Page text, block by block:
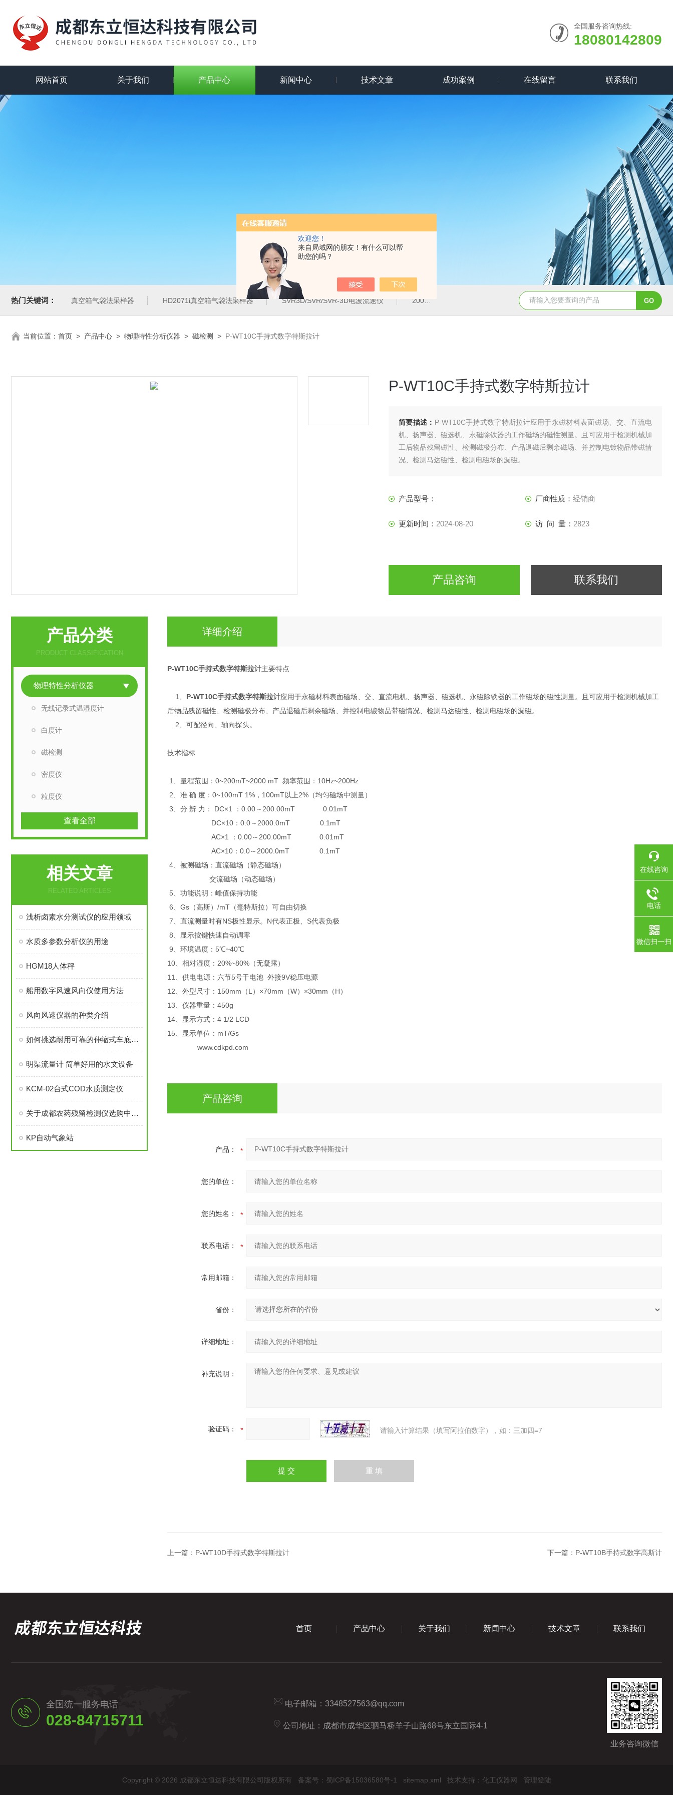
欢迎您！
来自局域网的朋友！有什么可以帮
助您的吗？
全国服务咨询热线:
18080142809
网站首页 关于我们 产品中心 新闻中心 技术文章 成功案例 在线留言 联系我们
热门关键词： 真空箱气袋法采样器 HD2071i真空箱气袋法采样器 SVR3D/SVR/SVR-3D电波流速仪 200M便携式水质重金属快速检测仪 CL650余氯测定仪 DHX-A便
当前位置： 首页 > 产品中心 > 物理特性分析仪器 > 磁检测 > P-WT10C手持式数字特斯拉计
P-WT10C手持式数字特斯拉计
简要描述： P-WT10C手持式数字特斯拉计应用于永磁材料表面磁场、交、直流电
机、扬声器、磁选机、永磁除铁器的工作磁场的磁性测量。且可应用于检测机械加
工后物品残留磁性、检测磁极分布、产品退磁后剩余磁场、并控制电镀物品带磁情
况、检测马达磁性、检测电磁场的漏磁。
产品型号： 厂商性质： 经销商
更新时间： 2024-08-20 访 问 量： 2823
产品咨询 联系我们
产品分类
PRODUCT CLASSIFICATION
物理特性分析仪器
无线记录式温湿度计
白度计
磁检测
密度仪
粒度仪
查看全部
相关文章
RELATED ARTICLES
浅析卤素水分测试仪的应用领域
水质多参数分析仪的用途
HGM18人体秤
船用数字风速风向仪使用方法
风向风速仪器的种类介绍
如何挑选耐用可靠的伸缩式车底检查镜
明渠流量计 简单好用的水文设备
KCM-02台式COD水质测定仪
关于成都农药残留检测仪选购中常见的问题
KP自动气象站
详细介绍
P-WT10C手持式数字特斯拉计主要特点
1、 P-WT10C手持式数字特斯拉计应用于永磁材料表面磁场、交、直流电机、扬声器、磁选机、永磁除铁器的工作磁场的磁性测量。且可应用于检测机械加工
后物品残留磁性、检测磁极分布、产品退磁后剩余磁场、并控制电镀物品带磁情况、检测马达磁性、检测电磁场的漏磁。
2、可配径向、轴向探头。
技术指标
1、量程范围：0~200mT~2000 mT 频率范围：10Hz~200Hz
2、准 确 度：0~100mT 1%，100mT以上2%（均匀磁场中测量）
3、分 辨 力： DC×1 ：0.00～200.00mT 0.01mT
DC×10：0.0～2000.0mT 0.1mT
AC×1 ：0.00～200.00mT 0.01mT
AC×10：0.0～2000.0mT 0.1mT
4、被测磁场：直流磁场（静态磁场）
交流磁场（动态磁场）
5、功能说明：峰值保持功能
6、Gs（高斯）/mT（毫特斯拉）可自由切换
7、直流测量时有NS极性显示。N代表正极、S代表负极
8、显示按键快速自动调零
9、环境温度：5℃~40℃
10、相对湿度：20%~80%（无凝露）
11、供电电源：六节5号干电池 外接9V稳压电源
12、外型尺寸：150mm（L）×70mm（W）×30mm（H）
13、仪器重量：450g
14、显示方式：4 1/2 LCD
15、显示单位：mT/Gs
www.cdkpd.com
产品咨询
产品：
您的单位：
您的姓名：
联系电话：
常用邮箱：
省份：
详细地址：
补充说明：
验证码： 请输入计算结果（填写阿拉伯数字），如：三加四=7
上一篇： P-WT10D手持式数字特斯拉计 下一篇： P-WT10B手持式数字高斯计
首页 产品中心 关于我们 新闻中心 技术文章 联系我们
全国统一服务电话
028-84715711
电子邮箱： 3348527563@qq.com
公司地址：成都市成华区驷马桥羊子山路68号东立国际4-1
业务咨询微信
Copyright © 2026 成都东立恒达科技有限公司版权所有 备案号：蜀ICP备15036580号-1 sitemap.xml 技术支持： 化工仪器网 管理登陆
在线咨询
电话
微信扫一扫